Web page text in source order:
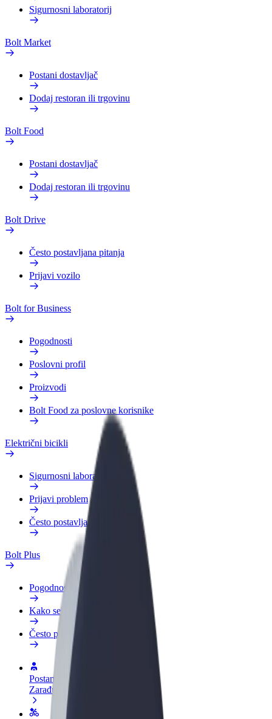
Sigurnosni laboratorij
Bolt Market
Postani dostavljač
Dodaj restoran ili trgovinu
Bolt Food
Postani dostavljač
Dodaj restoran ili trgovinu
Bolt Drive
Često postavljana pitanja
Prijavi vozilo
Bolt for Business
Pogodnosti
Poslovni profil
Proizvodi
Bolt Food za poslovne korisnike
Električni bicikli
Sigurnosni laboratorij
Prijavi problem
Često postavljana pitanja
Bolt Plus
Pogodnosti
Kako se pridružiti
Često postavljana pitanja
Postani vozač
Zarađuj po vlastitim uvjetima